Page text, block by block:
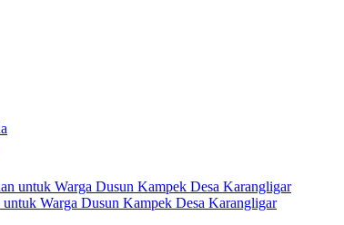
Warga Dusun Kampek Desa Karangligar